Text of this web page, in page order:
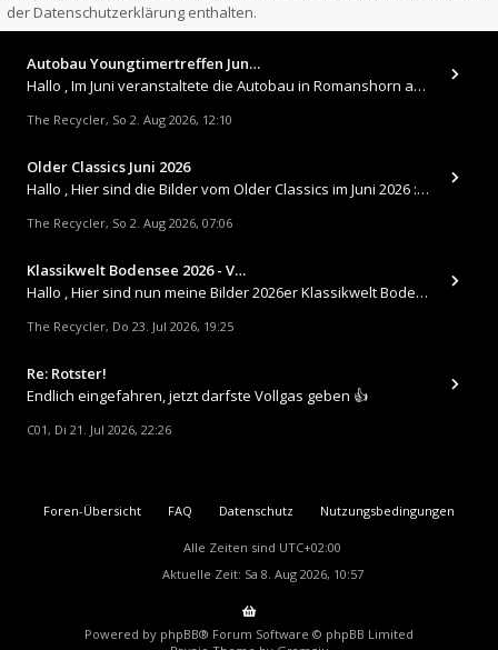
der Datenschutzerklärung enthalten.
Autobau Youngtimertreffen Jun…
Hallo , Im Juni veranstaltete die Autobau in Romanshorn auf ihrem Gelände ein kleines Youngtimertreffen : https://up.
The Recycler, So 2. Aug 2026, 12:10
Older Classics Juni 2026
​Hallo , Hier sind die Bilder vom Older Classics im Juni 2026 : https://up.picr.de/51155940wd.jpg https://up.pic
The Recycler, So 2. Aug 2026, 07:06
Klassikwelt Bodensee 2026 - V…
Hallo , Hier sind nun meine Bilder 2026er Klassikwelt Bodensee 😀 https://up.picr.de/51125547rb.jpg https://up.pi
The Recycler, Do 23. Jul 2026, 19:25
Re: Rotster!
Endlich eingefahren, jetzt darfste Vollgas geben 👍
C01, Di 21. Jul 2026, 22:26
Foren-Übersicht FAQ Datenschutz Nutzungsbedingungen
Alle Zeiten sind UTC+02:00
Aktuelle Zeit: Sa 8. Aug 2026, 10:57
Powered by phpBB® Forum Software © phpBB Limited